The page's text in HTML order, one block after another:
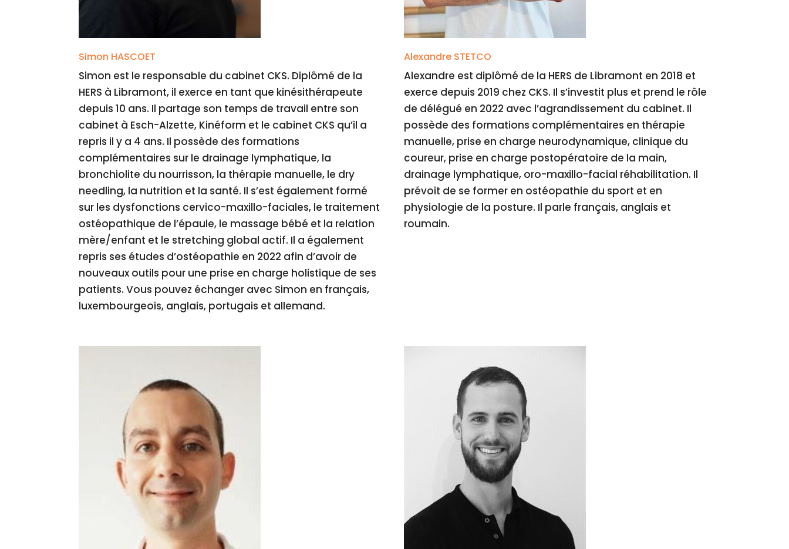
Simon HASCOET
Simon est le responsable du cabinet CKS. Diplômé de la
HERS à Libramont, il exerce en tant que kinésithérapeute
depuis 10 ans. Il partage son temps de travail entre son
cabinet à Esch-Alzette, Kinéform et le cabinet CKS qu’il a
repris il y a 4 ans. Il possède des formations
complémentaires sur le drainage lymphatique, la
bronchiolite du nourrisson, la thérapie manuelle, le dry
needling, la nutrition et la santé. Il s’est également formé
sur les dysfonctions cervico-maxillo-faciales, le traitement
ostéopathique de l’épaule, le massage bébé et la relation
mère/enfant et le stretching global actif. Il a également
repris ses études d’ostéopathie en 2022 afin d’avoir de
nouveaux outils pour une prise en charge holistique de ses
patients. Vous pouvez échanger avec Simon en français,
luxembourgeois, anglais, portugais et allemand.
Alexandre STETCO
Alexandre est diplômé de la HERS de Libramont en 2018 et
exerce depuis 2019 chez CKS. Il s’investit plus et prend le rôle
de délégué en 2022 avec l’agrandissement du cabinet. Il
possède des formations complémentaires en thérapie
manuelle, prise en charge neurodynamique, clinique du
coureur, prise en charge postopératoire de la main,
drainage lymphatique, oro-maxillo-facial réhabilitation. Il
prévoit de se former en ostéopathie du sport et en
physiologie de la posture. Il parle français, anglais et
roumain.